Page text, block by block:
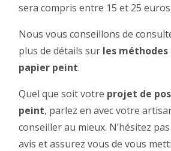
sera compris entre 15 et 25 euros
Nous vous conseillons de
plus de détails surles méthodes
papier peint.
Quel que soit votre projet de
peint, parlez en avec votre
conseiller au mieux. N’hésitez
avis et assurez vous de vous